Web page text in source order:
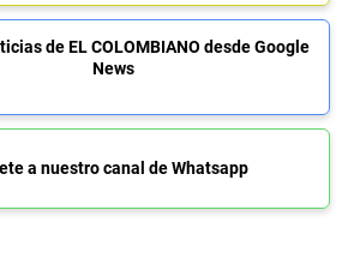
de EL COLOMBIANO desde Google
News
a nuestro canal de Whatsapp